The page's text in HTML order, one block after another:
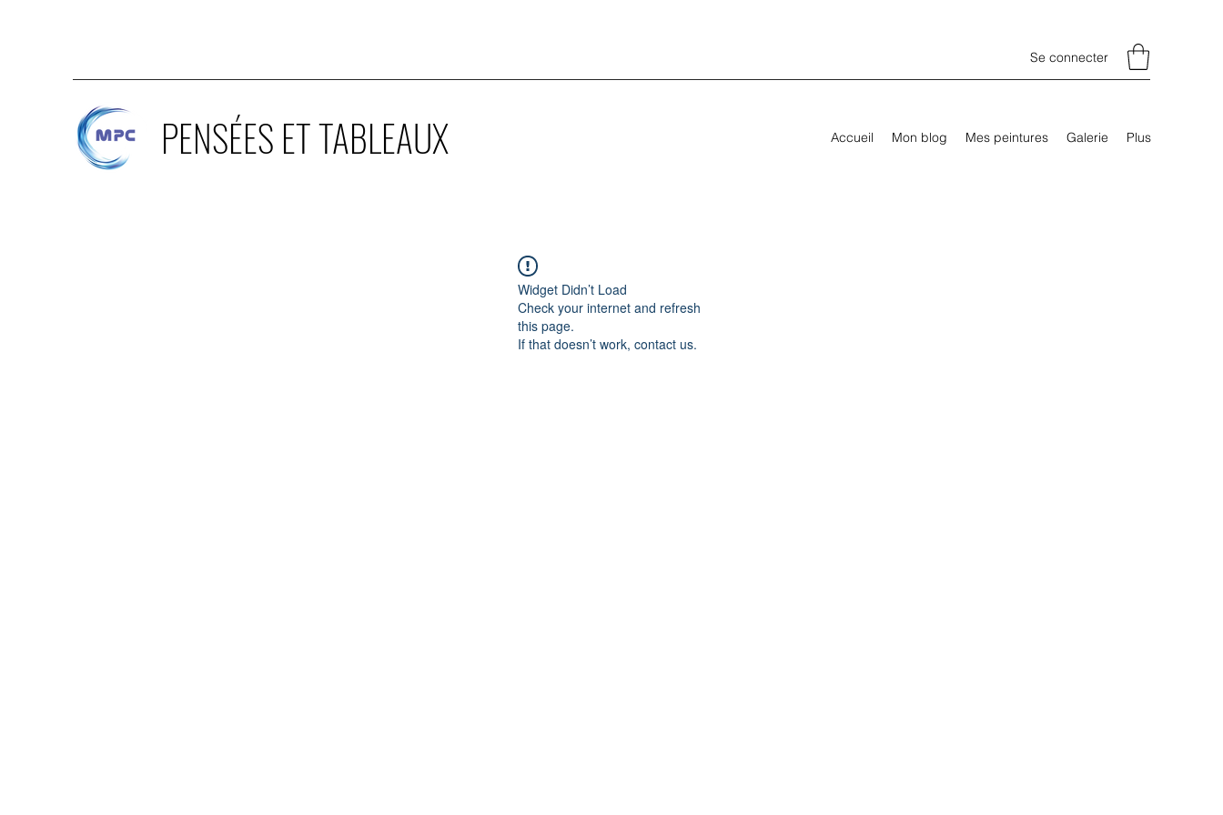
Se connecter
PENSÉES ET TABLEAUX Accueil Mon blog Mes peintures Galerie Plus
Widget Didn’t Load
Check your internet and refresh
this page.
If that doesn’t work, contact us.